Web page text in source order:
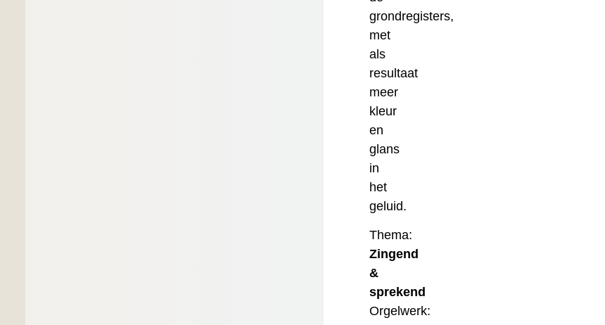
grondregisters,
met
als
resultaat
meer
kleur
en
glans
in
het
geluid.
Thema:
Zingend
&
sprekend
Orgelwerk: